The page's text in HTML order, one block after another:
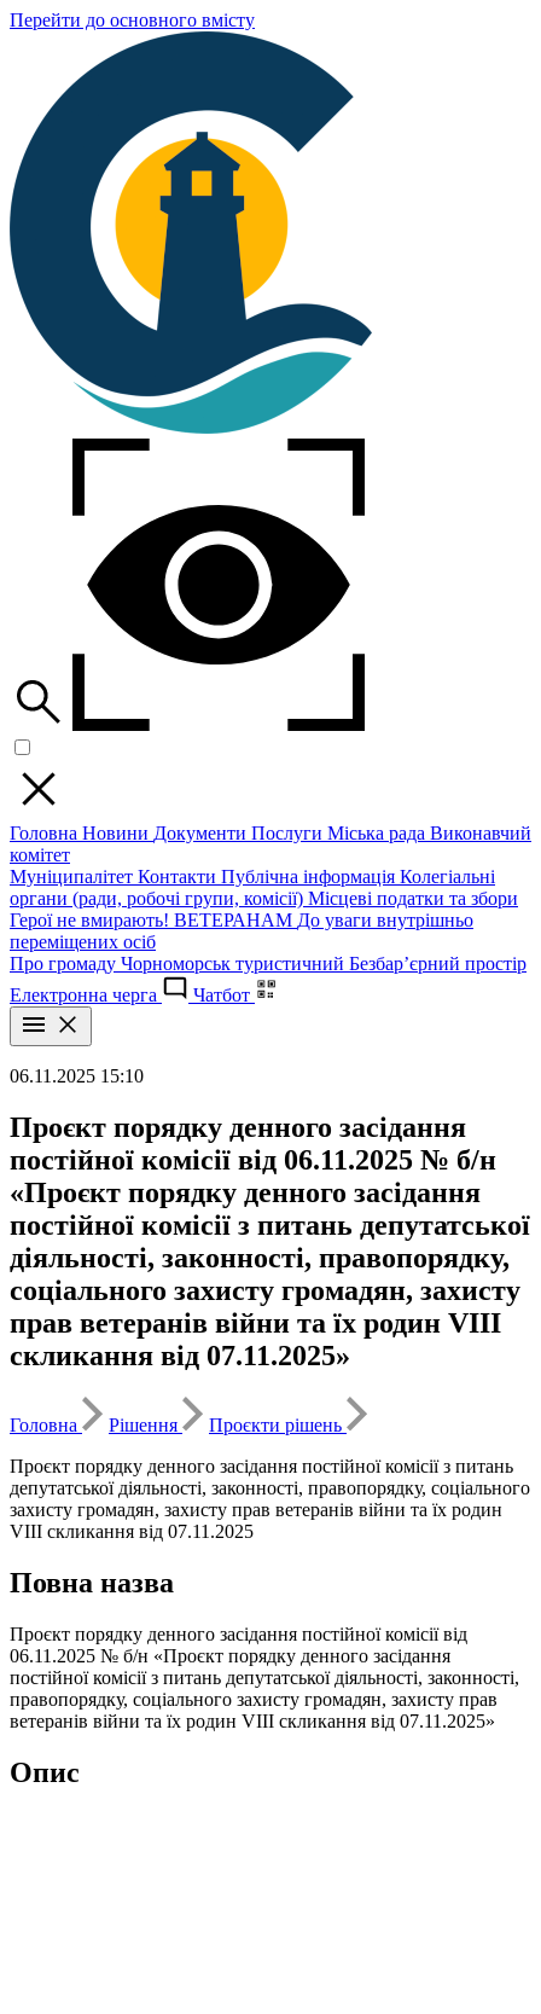
Перейти до основного вмісту
Головна Новини Документи Послуги Міська рада Виконавчий
комітет
Муніципалітет Контакти Публічна інформація Колегіальні
органи (ради, робочі групи, комісії) Місцеві податки та збори
Герої не вмирають! ВЕТЕРАНАМ До уваги внутрішньо
переміщених осіб
Про громаду Чорноморськ туристичний Безбар’єрний простір
Електронна черга
Чатбот
06.11.2025 15:10
Проєкт порядку денного засідання
постійної комісії від 06.11.2025 № б/н
«Проєкт порядку денного засідання
постійної комісії з питань депутатської
діяльності, законності, правопорядку,
соціального захисту громадян, захисту
прав ветеранів війни та їх родин VІІІ
скликання від 07.11.2025»
Головна Рішення
Проєкти рішень
Проєкт порядку денного засідання постійної комісії з питань
депутатської діяльності, законності, правопорядку, соціального
захисту громадян, захисту прав ветеранів війни та їх родин
VІІІ скликання від 07.11.2025
Повна назва
Проєкт порядку денного засідання постійної комісії від
06.11.2025 № б/н «Проєкт порядку денного засідання
постійної комісії з питань депутатської діяльності, законності,
правопорядку, соціального захисту громадян, захисту прав
ветеранів війни та їх родин VІІІ скликання від 07.11.2025»
Опис